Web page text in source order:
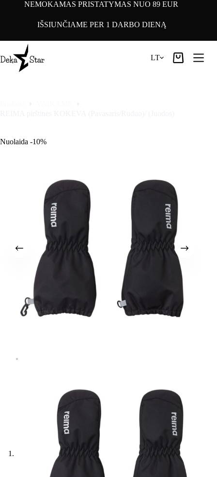
NEMOKAMAS PRISTATYMAS NUO 89 EUR
IŠSIUNČIAME PER 1 DARBO DIENĄ
LT
Pirkinių
Nuolaida -10%